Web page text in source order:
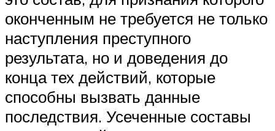
оконченным не требуется не только
наступления преступного
результата, но и доведения до
конца тех действий, которые
способны вызвать данные
последствия. Усеченные составы